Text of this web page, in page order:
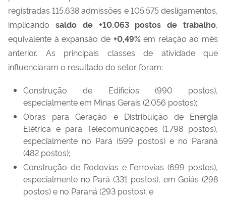
registradas 115.638 admissões e 105.575 desligamentos,
implicando saldo de +10.063postos de trabalho,
equivalente à expansão de +0,49% em relação ao mês
anterior. As principais classes de atividade que
influenciaram o resultado do setor foram:
Construção de Edifícios (990 postos),
especialmente em Minas Gerais (2.056 postos);
Obras para Geração e Distribuição de Energia
Elétrica e para Telecomunicações (1.798 postos),
especialmente no Pará (599 postos) e no Paraná
(482 postos);
Construção de Rodovias e Ferrovias (699 postos),
especialmente no Pará (331 postos), em Goiás (298
postos) e no Paraná (293 postos); e